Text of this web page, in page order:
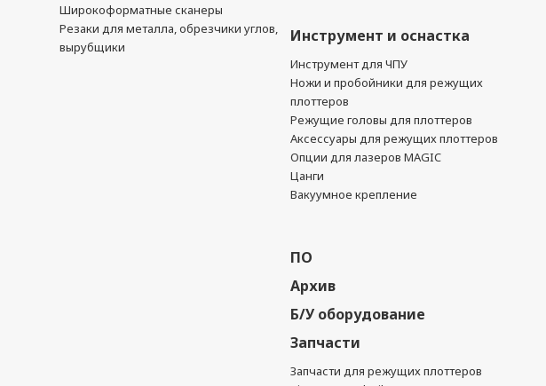
Широкоформатные сканеры
Резаки для металла, обрезчики углов,
вырубщики
Инструмент и оснастка
Инструмент для ЧПУ
Ножи и пробойники для режущих
плоттеров
Режущие головы для плоттеров
Аксессуары для режущих плоттеров
Опции для лазеров MAGIC
Цанги
Вакуумное крепление
ПО
Архив
Б/У оборудование
Запчасти
Запчасти для режущих плоттеров